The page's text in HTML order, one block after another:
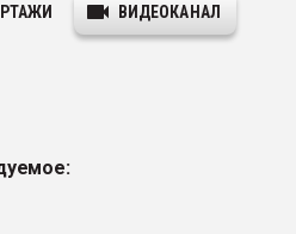
ВИДЕОКАНАЛ